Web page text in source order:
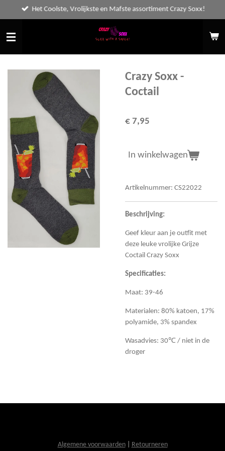
direct
naar
de
hoofdinhoud
Het Coolste, Vrolijkste en Mafste assortiment Crazy Soxx!
Crazy Soxx -
Coctail
€ 7,95
In winkelwagen
Artikelnummer: CS22022
Beschrijving:
Geef kleur aan je outfit met
deze leuke vrolijke Grijze
Coctail Crazy Soxx
Specificaties:
Maat: 39-46
Materialen: 80% katoen, 17%
polyamide, 3% spandex
Wasadvies: 30℃ / niet in de
droger
Algemene voorwaarden| Retourneren